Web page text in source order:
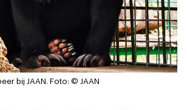
bij JAAN. Foto: © JAAN